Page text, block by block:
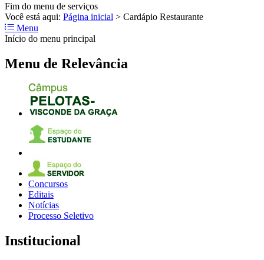
Fim do menu de serviços
Você está aqui: Página inicial > Cardápio Restaurante
Menu
Início do menu principal
Menu de Relevância
Concursos
Editais
Notícias
Processo Seletivo
Institucional